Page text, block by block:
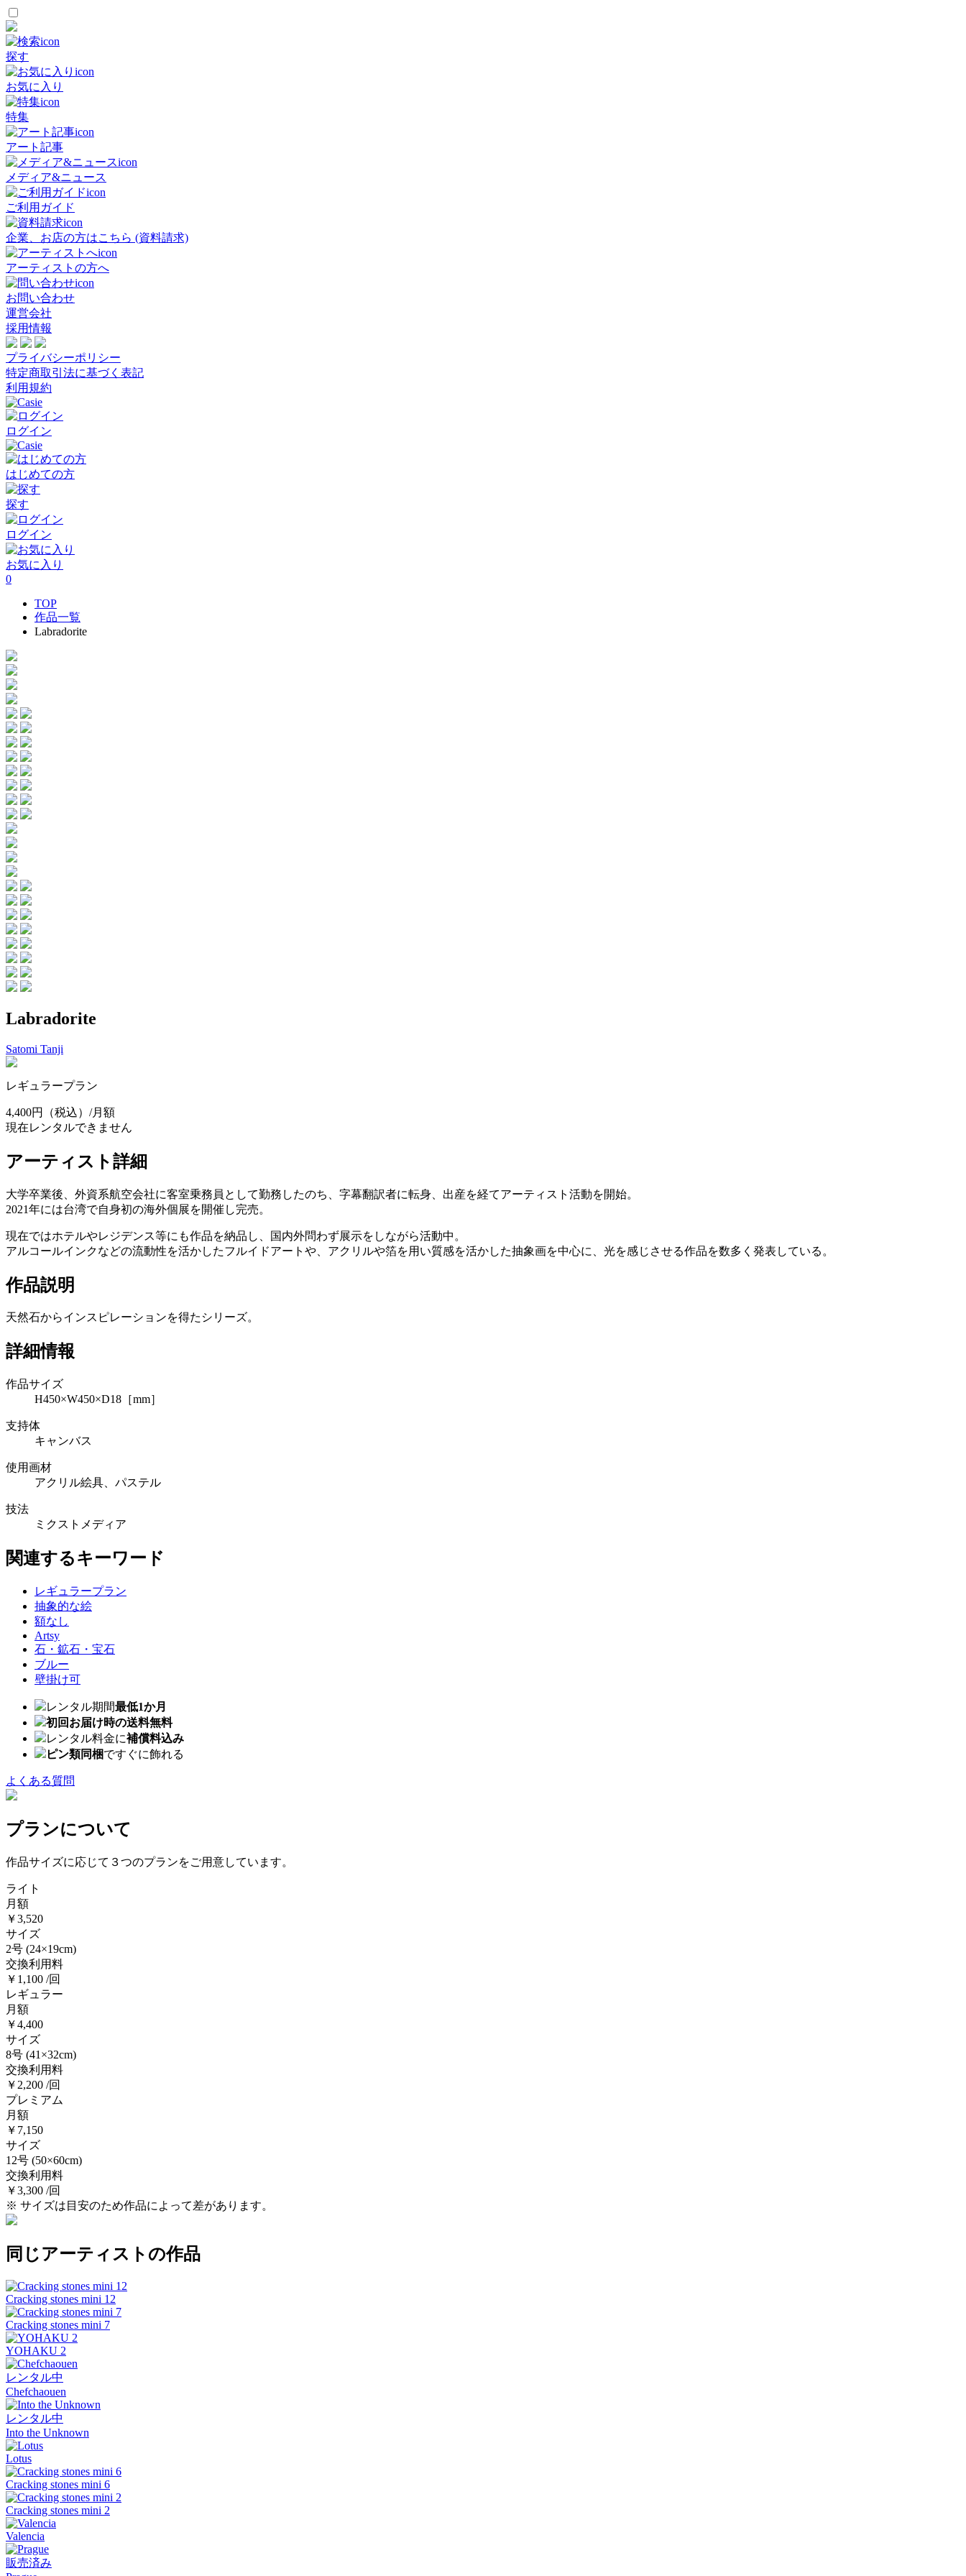
探す
お気に入り
特集
アート記事
メディア&ニュース
ご利用ガイド
企業、お店の方はこちら (資料請求)
アーティストの方へ
お問い合わせ
運営会社
採用情報
プライバシーポリシー
特定商取引法に基づく表記
利用規約
ログイン
はじめての方
探す
ログイン
お気に入り
0
TOP
作品一覧
Labradorite
Labradorite
Satomi Tanji
レギュラープラン
4,400円
（税込）/月額
現在レンタルできません
アーティスト詳細
大学卒業後、外資系航空会社に客室乗務員として勤務したのち、字幕翻訳者に転身、出産を経てアーティスト活動を開始。
2021年には台湾で自身初の海外個展を開催し完売。
現在ではホテルやレジデンス等にも作品を納品し、国内外問わず展示をしながら活動中。
アルコールインクなどの流動性を活かしたフルイドアートや、アクリルや箔を用い質感を活かした抽象画を中心に、光を感じさせる作品を数多く発表している。
作品説明
天然石からインスピレーションを得たシリーズ。
詳細情報
作品サイズ
H450×W450×D18［mm］
支持体
キャンバス
使用画材
アクリル絵具、パステル
技法
ミクストメディア
関連するキーワード
レギュラープラン
抽象的な絵
額なし
Artsy
石・鉱石・宝石
ブルー
壁掛け可
レンタル期間最低1か月
初回お届け時の送料無料
レンタル料金に補償料込み
ピン類同梱ですぐに飾れる
よくある質問
プランについて
作品サイズに応じて３つのプランをご用意しています。
ライト
月額
￥3,520
サイズ
2号 (24×19cm)
交換利用料
￥1,100 /回
レギュラー
月額
￥4,400
サイズ
8号 (41×32cm)
交換利用料
￥2,200 /回
プレミアム
月額
￥7,150
サイズ
12号 (50×60cm)
交換利用料
￥3,300 /回
※ サイズは目安のため作品によって差があります。
同じアーティストの作品
Cracking stones mini 12
Cracking stones mini 7
YOHAKU 2
レンタル中
Chefchaouen
レンタル中
Into the Unknown
Lotus
Cracking stones mini 6
Cracking stones mini 2
Valencia
販売済み